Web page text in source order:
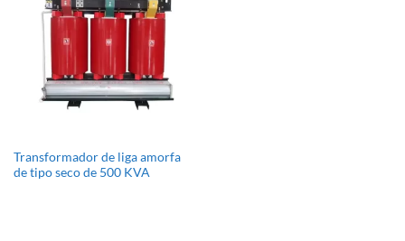
Transformador de liga amorfa
de tipo seco de 500 KVA